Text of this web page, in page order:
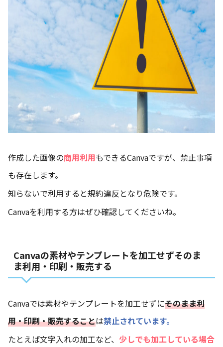
作成した画像の商用利用もできるCanvaですが、禁止事項
も存在します。
知らないで利用すると規約違反となり危険です。
Canvaを利用する方はぜひ確認してくださいね。
Canvaの素材やテンプレートを加工せずそのま
ま利用・印刷・販売する
Canvaでは素材やテンプレートを加工せずにそのまま利
用・印刷・販売することは禁止されています。
たとえば文字入れの加工など、 少しでも加工している場合